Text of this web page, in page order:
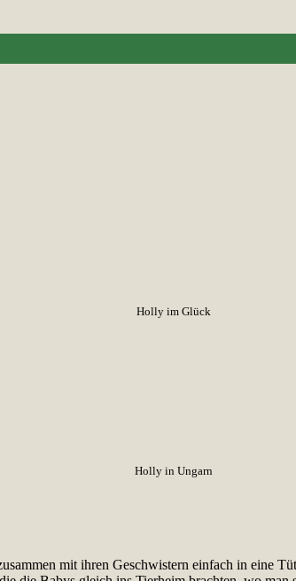
Holly im Glück
Holly in Ungarn
mit ihren Geschwistern einfach in eine